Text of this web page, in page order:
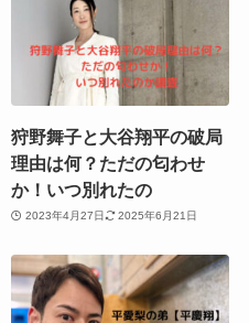
狩野舞子と大谷翔平の破局
理由は何？ただの匂わせ
か！いつ別れたの
2023年4月27日 2025年6月21日